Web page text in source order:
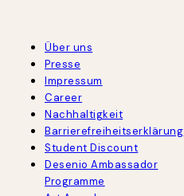
Über uns
Presse
Impressum
Career
Nachhaltigkeit
Barrierefreiheitserklärung
Student Discount
Desenio Ambassador
Programme